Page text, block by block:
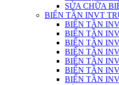
SỬA CHỮA
BIẾN TẦN INVT
BIẾN TẦN
BIẾN TẦN
BIẾN TẦN
BIẾN TẦN
BIẾN TẦN
BIẾN TẦN
BIẾN TẦN